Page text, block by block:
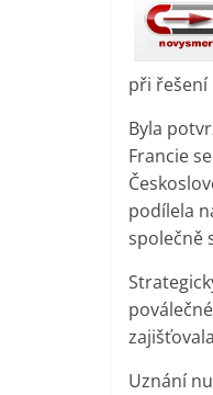
při řešení
Byla
Francie
podílela
společně
Uznání